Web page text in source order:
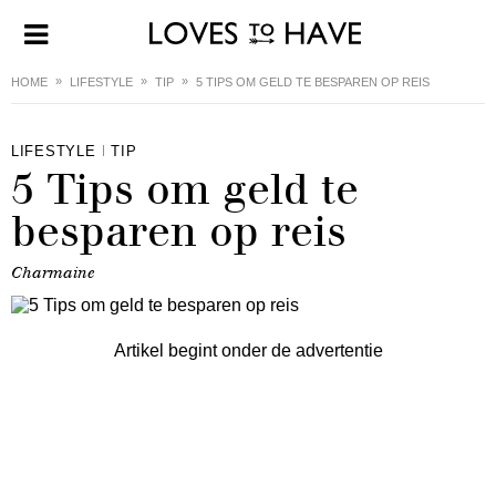
HOME LIFESTYLE TIP 5 TIPS OM GELD TE BESPAREN OP REIS
LIFESTYLE TIP
5 Tips om geld te
besparen op reis
Charmaine
Artikel begint onder de advertentie